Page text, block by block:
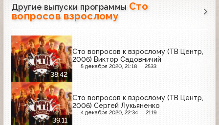
Другие выпуски программы Сто
вопросов взрослому
38:42
Сто вопросов к взрослому (ТВ Центр,
2006) Виктор Садовничий
5 декабря 2020, 21:18 2533
39:11
Сто вопросов к взрослому (ТВ Центр,
2006) Сергей Лукьяненко
4 декабря 2020, 22:34 2119